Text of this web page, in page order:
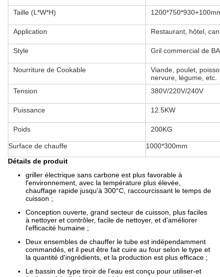
Taille (L*W*H)
Application Restaurant, hôtel,
Style Gril commercial de
Nourriture de Cookable
Viande, poulet,
nervure, légume, etc.
Tension
380V/220V/240V
Puissance 12.5KW
Poids 200KG
Surface de chauffe
1000*300mm
Détails de produit
griller électrique sans carbone est plus favorable à
l'environnement, avec la température plus élevée,
chauffage rapide jusqu'à 300°C, raccourcissant le temps de
cuisson ;
Conception ouverte, grand secteur de cuisson, plus faciles
à nettoyer et contrôler, facile de nettoyer, et d'améliorer
l'efficacité humaine ;
Deux ensembles de chauffer le tube est indépendamment
commandés, et il peut être fait cuire au four selon le type et
la quantité d'ingrédients, et la production est plus efficace ;
Le bassin de type tiroir de l'eau est conçu pour utiliser-et